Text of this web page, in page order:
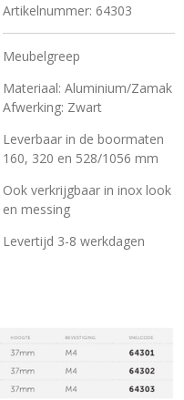
Artikelnummer: 64303
Meubelgreep
Materiaal: Aluminium/Zamak
Afwerking: Zwart
Leverbaar in de boormaten
160, 320 en 528/1056 mm
Ook verkrijgbaar in inox look
en messing
Levertijd 3-8 werkdagen